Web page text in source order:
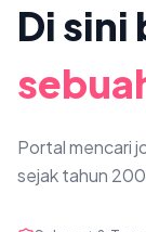
Di sini
Portal mencari
sejak tahun